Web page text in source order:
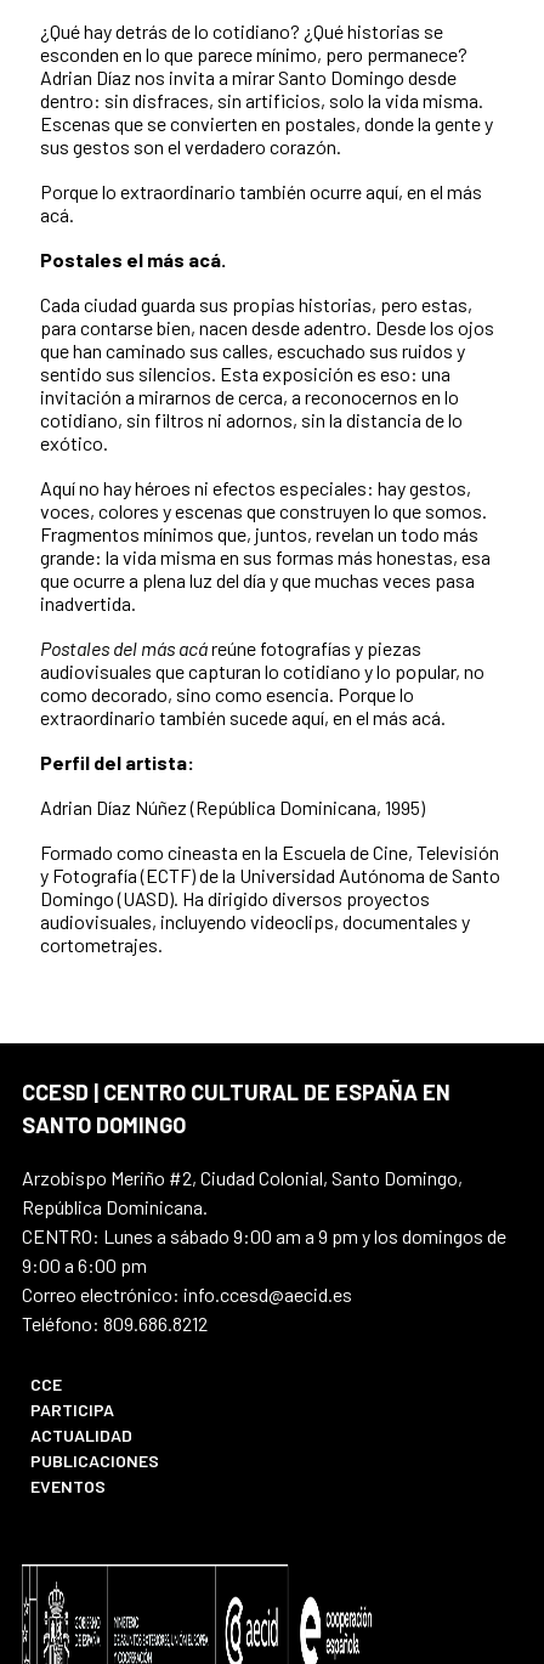
¿Qué hay detrás de lo cotidiano? ¿Qué historias se
esconden en lo que parece mínimo, pero permanece?
Adrian Díaz nos invita a mirar Santo Domingo desde
dentro: sin disfraces, sin artificios, solo la vida misma.
Escenas que se convierten en postales, donde la gente y
sus gestos son el verdadero corazón.
Porque lo extraordinario también ocurre aquí, en el más
acá.
Postales el más acá.
Cada ciudad guarda sus propias historias, pero estas,
para contarse bien, nacen desde adentro. Desde los ojos
que han caminado sus calles, escuchado sus ruidos y
sentido sus silencios. Esta exposición es eso: una
invitación a mirarnos de cerca, a reconocernos en lo
cotidiano, sin filtros ni adornos, sin la distancia de lo
exótico.
Aquí no hay héroes ni efectos especiales: hay gestos,
voces, colores y escenas que construyen lo que somos.
Fragmentos mínimos que, juntos, revelan un todo más
grande: la vida misma en sus formas más honestas, esa
que ocurre a plena luz del día y que muchas veces pasa
inadvertida.
Postales del más acáreúne fotografías y piezas
audiovisuales que capturan lo cotidiano y lo popular, no
como decorado, sino como esencia. Porque lo
extraordinario también sucede aquí, en el más acá.
Perfil del artista:
Adrian Díaz Núñez (República Dominicana, 1995)
Formado como cineasta en la Escuela de Cine, Televisión
y Fotografía (ECTF) de la Universidad Autónoma de Santo
Domingo (UASD). Ha dirigido diversos proyectos
audiovisuales, incluyendo videoclips, documentales y
cortometrajes.
CCESD | CENTRO CULTURAL DE ESPAÑA EN
SANTO DOMINGO
Arzobispo Meriño #2, Ciudad Colonial, Santo Domingo,
República Dominicana.
CENTRO: Lunes a sábado 9:00 am a 9 pm y los domingos de
9:00 a 6:00 pm
Correo electrónico: info.ccesd@aecid.es
Teléfono: 809.686.8212
CCE
PARTICIPA
ACTUALIDAD
PUBLICACIONES
EVENTOS